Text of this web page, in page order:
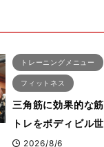
トレーニングメニュー
フィットネス
三角筋に効果的な筋
トレをボディビル世
界王者鈴木雅選手が
2026/8/6